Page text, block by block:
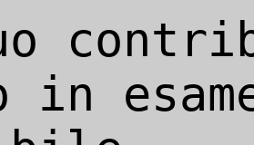
in